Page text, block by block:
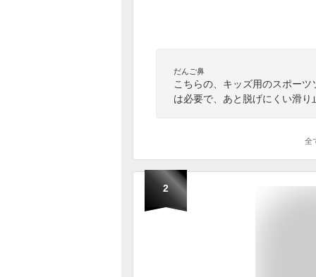
だんご鼻
こちらの、キッズ用のスポー
は必要で、あと脱げにくい滑
全
2